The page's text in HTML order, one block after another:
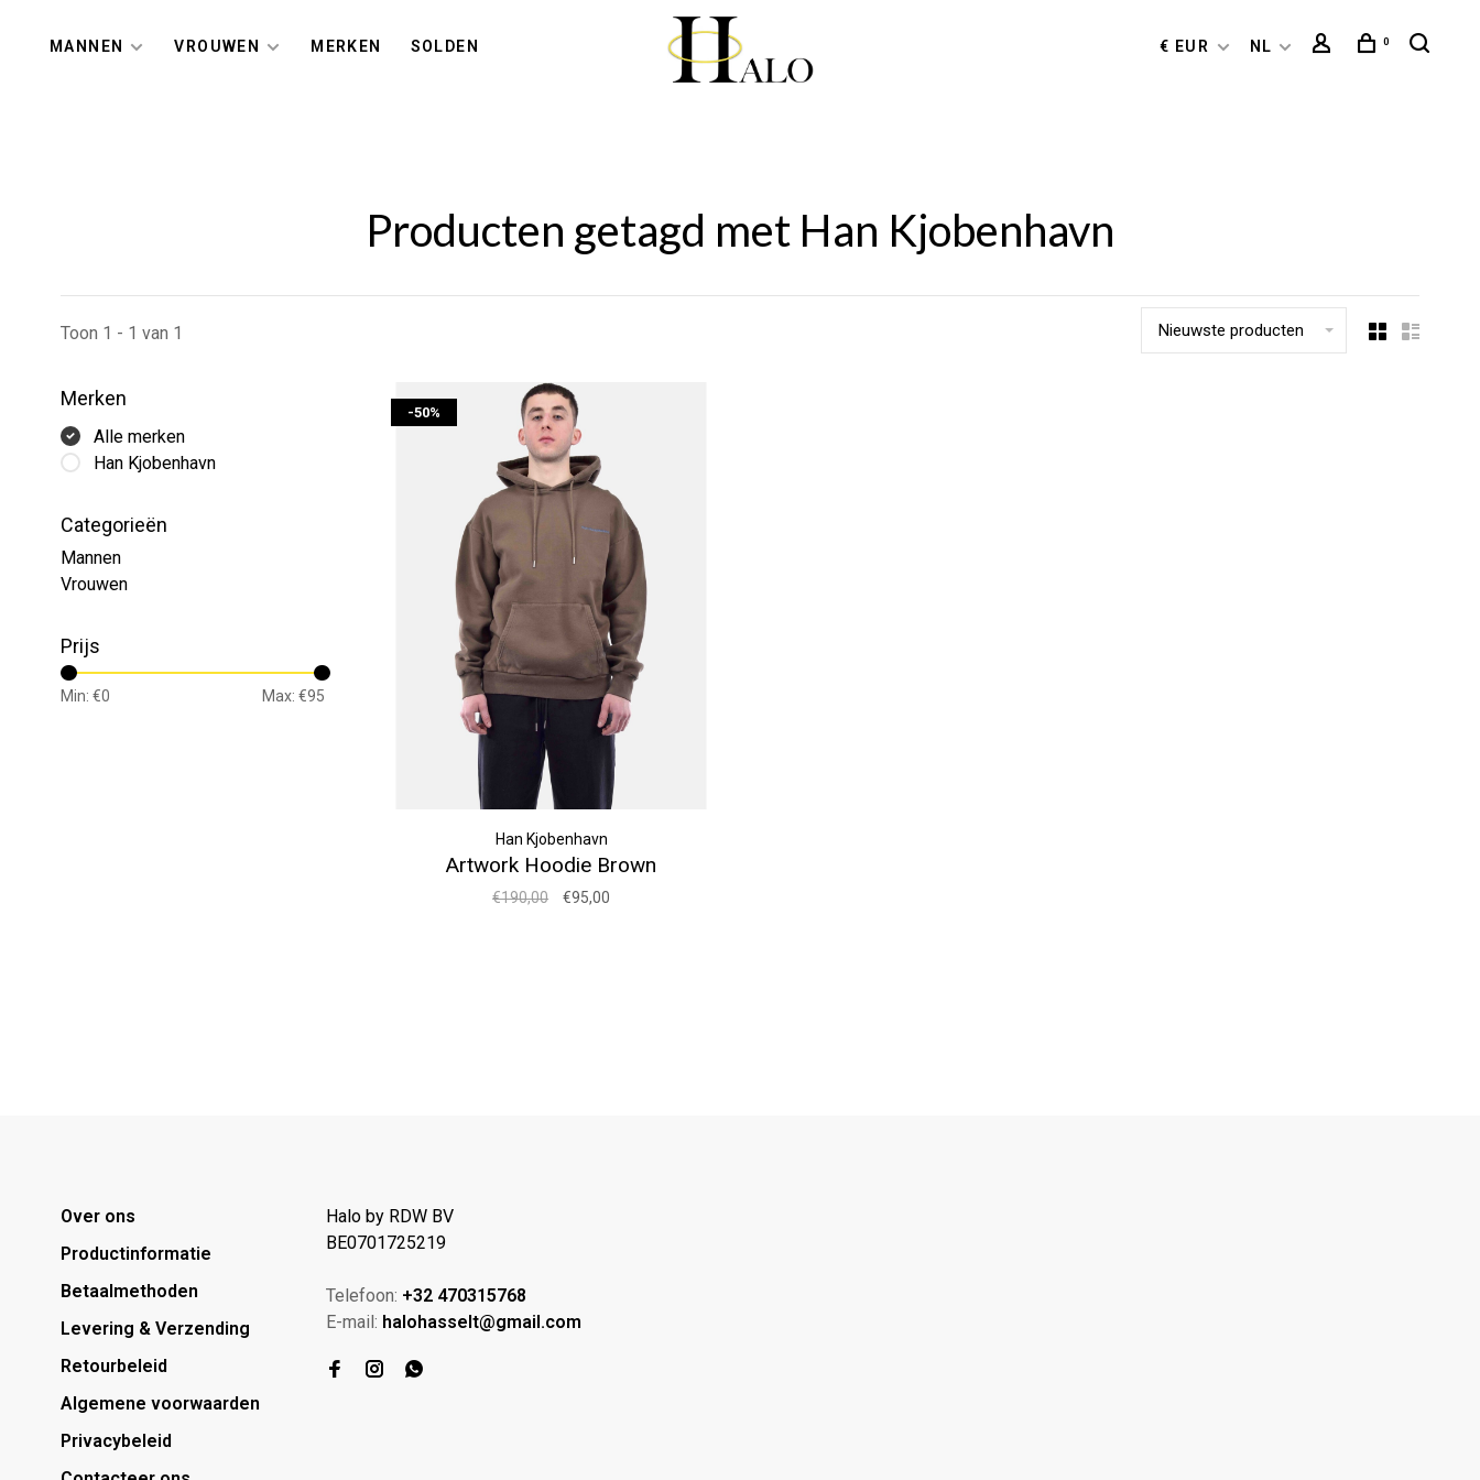
MANNEN VROUWEN MERKEN SOLDEN € EUR NL 0
Producten getagd met Han Kjobenhavn
Toon 1 - 1 van 1 Nieuwste producten
Merken
Alle merken
Han Kjobenhavn
Categorieën
Mannen
Vrouwen
Prijs
Min: €0 Max: €95
-50%
Han Kjobenhavn
Artwork Hoodie Brown
€190,00 €95,00
Over ons
Productinformatie
Betaalmethoden
Levering & Verzending
Retourbeleid
Algemene voorwaarden
Privacybeleid
Halo by RDW BV
BE0701725219
Telefoon: +32 470315768
E-mail: halohasselt@gmail.com